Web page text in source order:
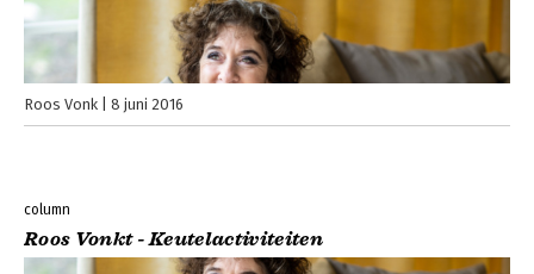
Roos Vonk 8 juni 2016
column
Roos Vonkt - Keutelactiviteiten